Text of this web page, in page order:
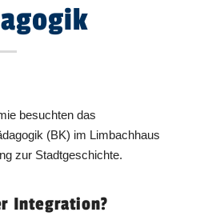
besuchten das
(BK) im Limbachhaus
zur Stadtgeschichte.
Integration?